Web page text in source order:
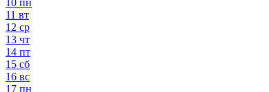
10 пн
11 вт
12 ср
13 чт
14 пт
15 сб
16 вс
17 пн